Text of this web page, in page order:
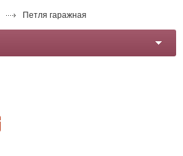
Петля гаражная